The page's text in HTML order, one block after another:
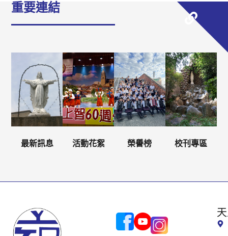
重要連結
最新訊息 活動花絮 榮譽榜 校刊專區